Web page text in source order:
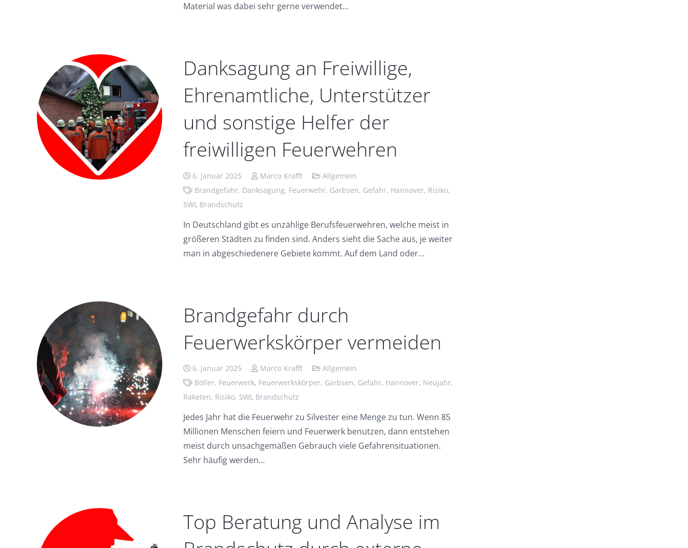
Material was dabei sehr gerne verwendet…
Danksagung an Freiwillige,
Ehrenamtliche, Unterstützer
und sonstige Helfer der
freiwilligen Feuerwehren
6. Januar 2025 Marco Krafft
Allgemein
Brandgefahr, Danksagung, Feuerwehr, Garbsen, Gefahr, Hannover, Risiko,
SWL Brandschutz
In Deutschland gibt es unzählige Berufsfeuerwehren, welche meist in
größeren Städten zu finden sind. Anders sieht die Sache aus, je weiter
man in abgeschiedenere Gebiete kommt. Auf dem Land oder…
Brandgefahr durch
Feuerwerkskörper vermeiden
6. Januar 2025 Marco Krafft
Allgemein
Böller, Feuerwerk, Feuerwerkskörper, Garbsen, Gefahr, Hannover, Neujahr,
Raketen, Risiko, SWL Brandschutz
Jedes Jahr hat die Feuerwehr zu Silvester eine Menge zu tun. Wenn 85
Millionen Menschen feiern und Feuerwerk benutzen, dann entstehen
meist durch unsachgemäßen Gebrauch viele Gefahrensituationen.
Sehr häufig werden…
Top Beratung und Analyse im